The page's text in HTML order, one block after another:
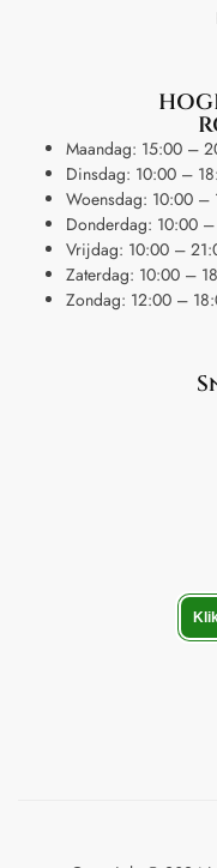
Maandag: 15:00 –
Dinsdag: 10:00 –
Woensdag: 10:00 –
Donderdag: 10:00
Vrijdag: 10:00 –
Zaterdag: 10:00 –
Zondag: 12:00 –